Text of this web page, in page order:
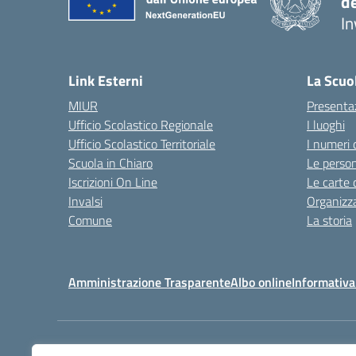
Link Esterni
MIUR
Ufficio Scolastico Regionale
Ufficio Scolastico Territoriale
Scuola in Chiaro
Iscrizioni On Line
Invalsi
Comune
La
I luoghi
I numeri
Le
Le carte
La storia
Amministrazione TrasparenteAlbo online